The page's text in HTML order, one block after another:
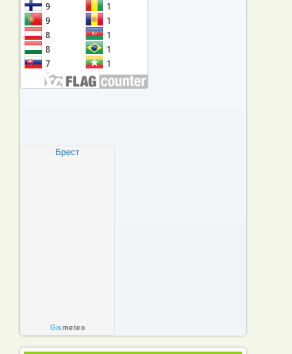
Брест
Gismeteo